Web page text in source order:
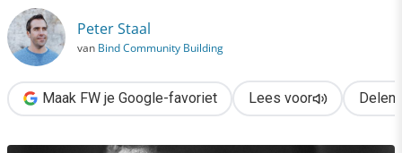
Peter Staal
van Bind Community Building
Maak FW je Google-favoriet Lees voor Delen